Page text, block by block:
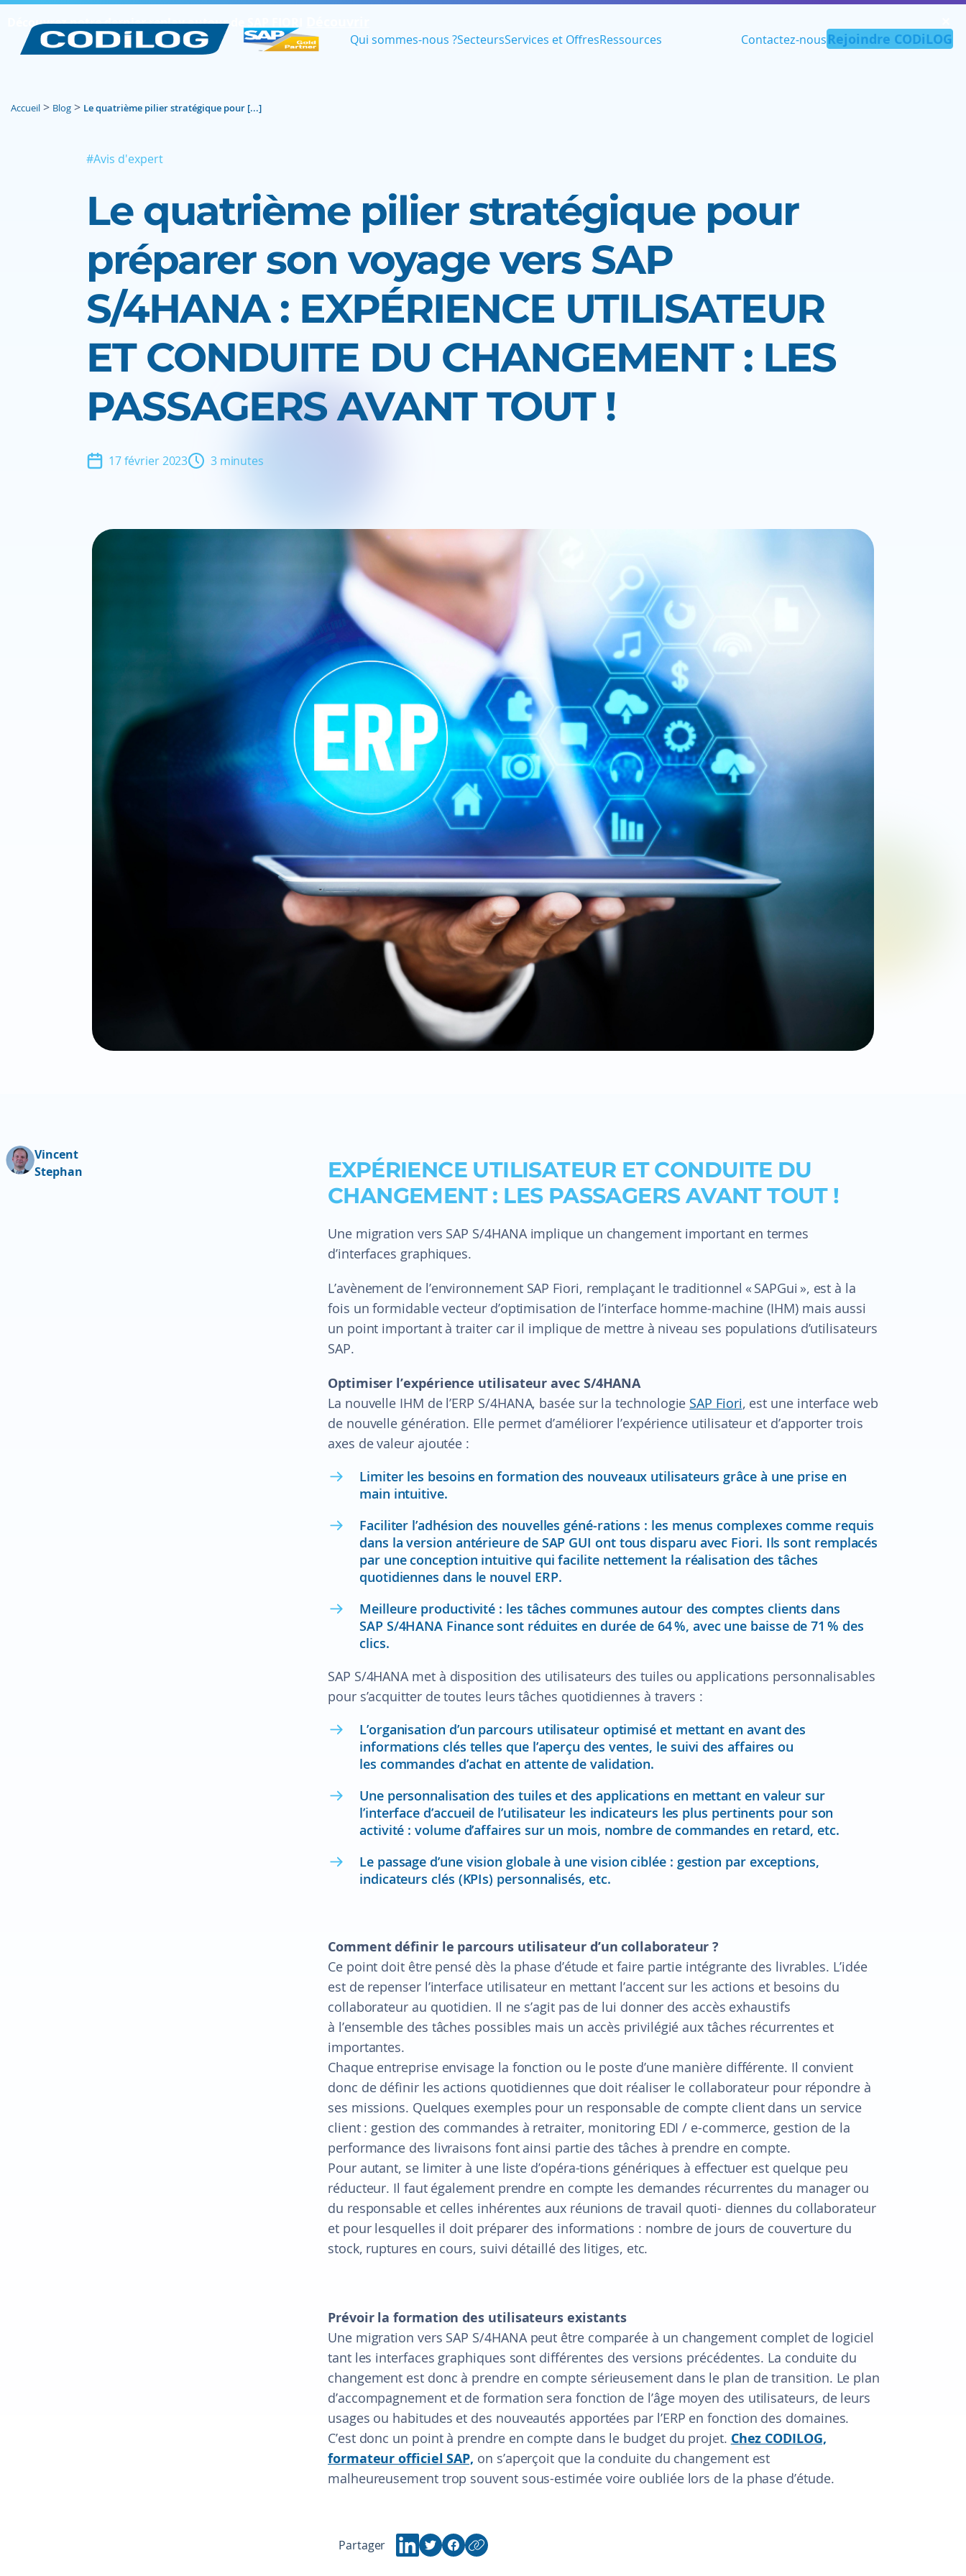
Découvrez notre dernier replay autour de SAP FIORI
Qui sommes-nous ?SecteursServices et OffresRessources Contactez-nousRejoindre CODiLOG
Accueil > Blog > Le quatrième pilier stratégique pour [...]
#Avis d'expert
Le quatrième pilier stratégique pour
préparer son voyage vers SAP
S/4HANA : EXPÉRIENCE UTILISATEUR
ET CONDUITE DU CHANGEMENT : LES
PASSAGERS AVANT TOUT !
17 février 2023 3 minutes
Vincent
Stephan
EXPÉRIENCE UTILISATEUR ET CONDUITE DU
CHANGEMENT : LES PASSAGERS AVANT TOUT !
Une migration vers SAP S/4HANA implique un changement important en termes
d’interfaces graphiques.
L’avènement de l’environnement SAP Fiori, remplaçant le traditionnel « SAPGui », est à la
fois un formidable vecteur d’optimisation de l’interface homme-machine (IHM) mais aussi
un point important à traiter car il implique de mettre à niveau ses populations d’utilisateurs
SAP.
Optimiser l’expérience utilisateur avec S/4HANA
La nouvelle IHM de l’ERP S/4HANA, basée sur la technologie SAP Fiori, est une interface web
de nouvelle génération. Elle permet d’améliorer l’expérience utilisateur et d’apporter trois
axes de valeur ajoutée :
Limiter les besoins en formation des nouveaux utilisateurs grâce à une prise en
main intuitive.
Faciliter l’adhésion des nouvelles géné-rations : les menus complexes comme requis
dans la version antérieure de SAP GUI ont tous disparu avec Fiori. Ils sont remplacés
par une conception intuitive qui facilite nettement la réalisation des tâches
quotidiennes dans le nouvel ERP.
Meilleure productivité : les tâches communes autour des comptes clients dans
SAP S/4HANA Finance sont réduites en durée de 64 %, avec une baisse de 71 % des
clics.
SAP S/4HANA met à disposition des utilisateurs des tuiles ou applications personnalisables
pour s’acquitter de toutes leurs tâches quotidiennes à travers :
L’organisation d’un parcours utilisateur optimisé et mettant en avant des
informations clés telles que l’aperçu des ventes, le suivi des affaires ou
les commandes d’achat en attente de validation.
Une personnalisation des tuiles et des applications en mettant en valeur sur
l’interface d’accueil de l’utilisateur les indicateurs les plus pertinents pour son
activité : volume d’affaires sur un mois, nombre de commandes en retard, etc.
Le passage d’une vision globale à une vision ciblée : gestion par exceptions,
indicateurs clés (KPIs) personnalisés, etc.
Comment définir le parcours utilisateur d’un collaborateur ?
Ce point doit être pensé dès la phase d’étude et faire partie intégrante des livrables. L’idée
est de repenser l’interface utilisateur en mettant l’accent sur les actions et besoins du
collaborateur au quotidien. Il ne s’agit pas de lui donner des accès exhaustifs
à l’ensemble des tâches possibles mais un accès privilégié aux tâches récurrentes et
importantes.
Chaque entreprise envisage la fonction ou le poste d’une manière différente. Il convient
donc de définir les actions quotidiennes que doit réaliser le collaborateur pour répondre à
ses missions. Quelques exemples pour un responsable de compte client dans un service
client : gestion des commandes à retraiter, monitoring EDI / e-commerce, gestion de la
performance des livraisons font ainsi partie des tâches à prendre en compte.
Pour autant, se limiter à une liste d’opéra-tions génériques à effectuer est quelque peu
réducteur. Il faut également prendre en compte les demandes récurrentes du manager ou
du responsable et celles inhérentes aux réunions de travail quoti- diennes du collaborateur
et pour lesquelles il doit préparer des informations : nombre de jours de couverture du
stock, ruptures en cours, suivi détaillé des litiges, etc.
Prévoir la formation des utilisateurs existants
Une migration vers SAP S/4HANA peut être comparée à un changement complet de logiciel
tant les interfaces graphiques sont différentes des versions précédentes. La conduite du
changement est donc à prendre en compte sérieusement dans le plan de transition. Le plan
d’accompagnement et de formation sera fonction de l’âge moyen des utilisateurs, de leurs
usages ou habitudes et des nouveautés apportées par l’ERP en fonction des domaines.
C’est donc un point à prendre en compte dans le budget du projet. Chez CODILOG,
formateur officiel SAP, on s’aperçoit que la conduite du changement est
malheureusement trop souvent sous-estimée voire oubliée lors de la phase d’étude.
Partager